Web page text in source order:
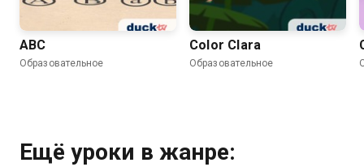
ABC
Образовательное
Color Clara
Образовательное
Ещё уроки в жанре: